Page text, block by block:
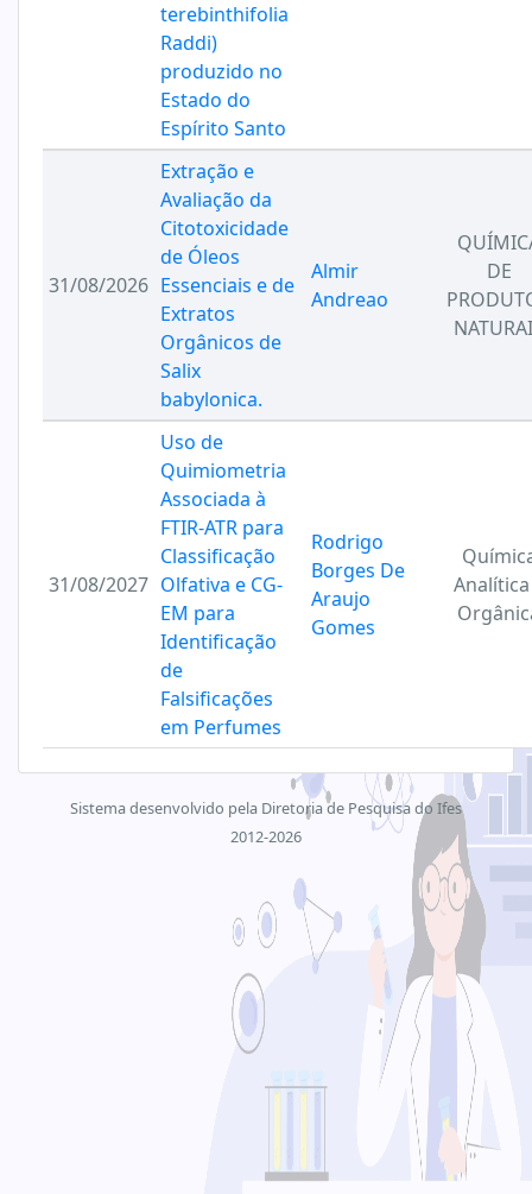
terebinthifolia
Raddi)
produzido no
Estado do
Espírito Santo
31/08/2026
Extração e
Avaliação da
Citotoxicidade
de Óleos
Essenciais e de
Extratos
Orgânicos de
Salix
babylonica.
Almir
Andreao
DE
31/08/2027
Uso de
Quimiometria
Associada à
FTIR-ATR para
Classificação
Olfativa e CG-
EM para
Identificação
de
Falsificações
em Perfumes
Rodrigo
Borges De
Araujo
Gomes
Sistema desenvolvido pela Diretoria de Pesquisa do Ifes
2012-2026